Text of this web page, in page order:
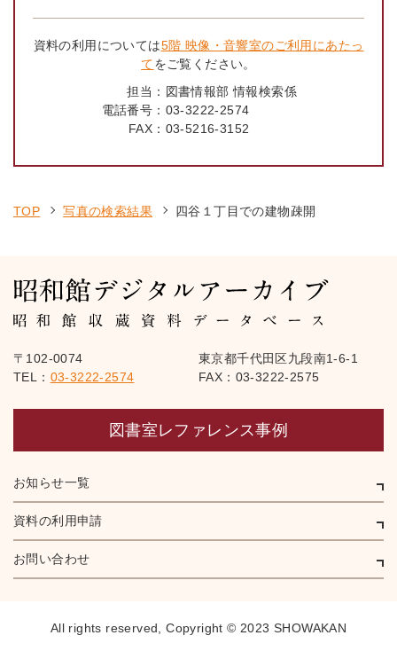
資料の利用については5階 映像・音響室のご利用にあたっ
てをご覧ください。
担当： 図書情報部 情報検索係
電話番号： 03-3222-2574
FAX： 03-5216-3152
TOP 写真の検索結果 四谷１丁目での建物疎開
〒102-0074
東京都千代田区九段南1-6-1
TEL： 03-3222-2574 FAX：03-3222-2575
図書室レファレンス事例
お知らせ一覧
資料の利用申請
お問い合わせ
All rights reserved,Copyright © 2023 SHOWAKAN